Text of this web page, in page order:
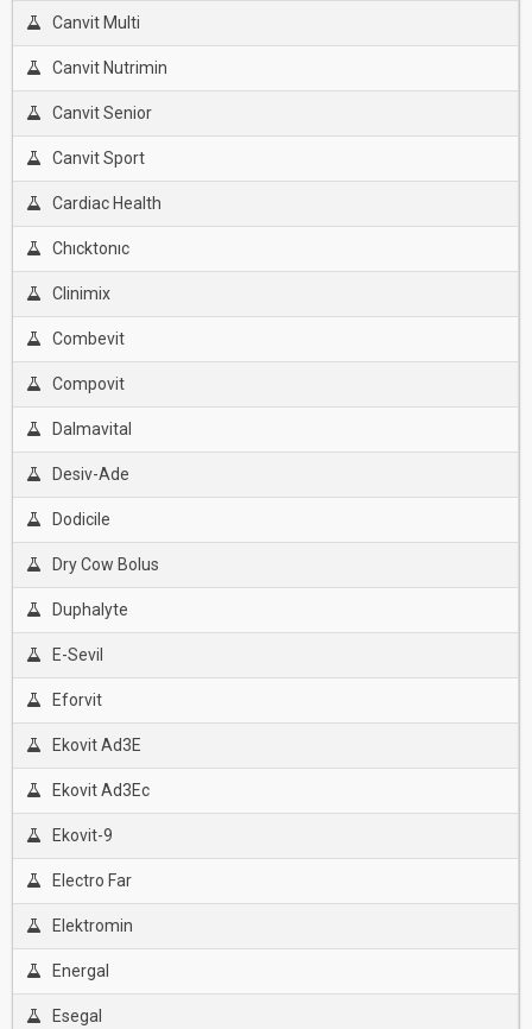
Canvit Multi
Canvit Nutrimin
Canvit Senior
Canvit Sport
Cardiac Health
Chıcktonıc
Clinimix
Combevit
Compovit
Dalmavital
Desiv-Ade
Dodicile
Dry Cow Bolus
Duphalyte
E-Sevil
Eforvit
Ekovit Ad3E
Ekovit Ad3Ec
Ekovit-9
Electro Far
Elektromin
Energal
Esegal